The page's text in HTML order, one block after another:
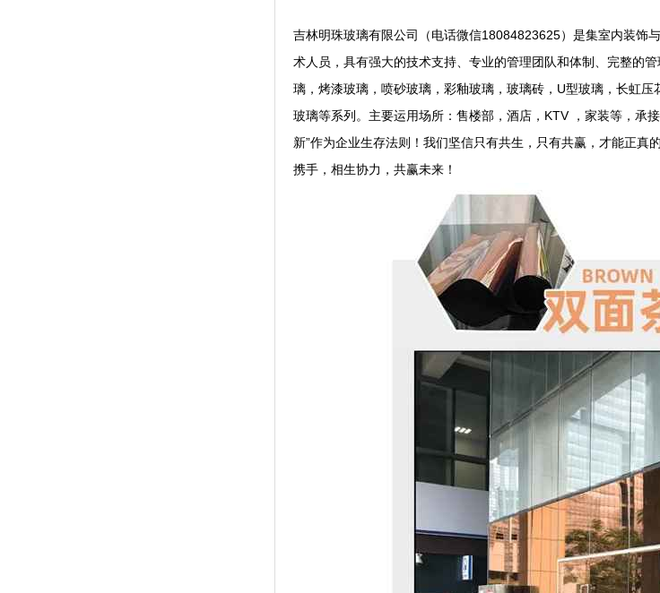
吉林明珠玻璃有限公司（电话微信18084823625）是集室内装饰
术人员，具有强大的技术支持、专业的管理团队和体制、完整的
璃，烤漆玻璃，喷砂玻璃，彩釉玻璃，玻璃砖，U型玻璃，长虹
玻璃等系列。主要运用场所：售楼部，酒店，KTV ，家装等，承
新”作为企业生存法则！我们坚信只有共生，只有共赢，才能正
携手，相生协力，共赢未来！